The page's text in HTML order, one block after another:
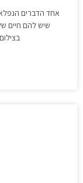
אחד הדברים
שיש להם חיים